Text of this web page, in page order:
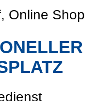
Online Shop